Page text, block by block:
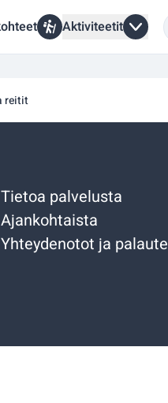
Aktiviteetit
reitit
Tietoa palvelusta
Ajankohtaista
Yhteydenotot ja palaute